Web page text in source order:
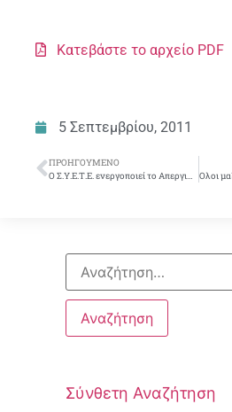
Κατεβάστε το αρχείο PDF
5 Σεπτεμβρίου, 2011
ΠΡΟΗΓΟΎΜΕΝΟ
Ο Σ.Υ.Ε.Τ.Ε. ενεργοποιεί το Απεργιακό Ταμείο στηρίζοντας τους συναδέλφους απεργούς
Σύνθετη Αναζήτηση